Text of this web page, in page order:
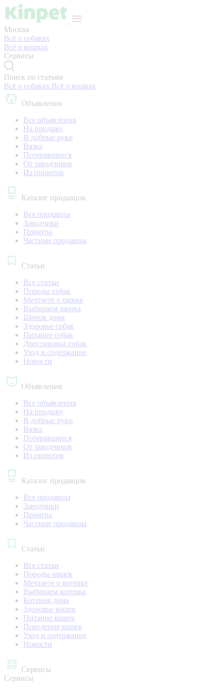
Москва
Всё о собаках
Всё о кошках
Сервисы
Поиск по статьям
Всё о собаках Всё о кошках
Объявления
Все объявления
На продажу
В добрые руки
Вязка
Потерявшиеся
От заводчиков
Из приютов
Каталог продавцов
Все продавцы
Заводчики
Приюты
Частные продавцы
Статьи
Все статьи
Породы собак
Мечтаете о щенке
Выбираем щенка
Щенок дома
Здоровье собак
Питание собак
Дрессировка собак
Уход и содержание
Новости
Объявления
Все объявления
На продажу
В добрые руки
Вязка
Потерявшиеся
От заводчиков
Из приютов
Каталог продавцов
Все продавцы
Заводчики
Приюты
Частные продавцы
Статьи
Все статьи
Породы кошек
Мечтаете о котенке
Выбираем котенка
Котенок дома
Здоровье кошек
Питание кошек
Поведение кошек
Уход и содержание
Новости
Сервисы
Сервисы